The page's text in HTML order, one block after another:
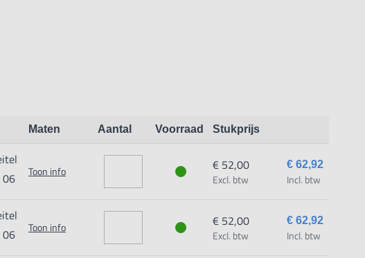
Maten Aantal Voorraad Stukprijs
06
Toon info € 62,92
Incl. btw
€ 52,00
Excl. btw
06
Toon info € 62,92
Incl. btw
€ 52,00
Excl. btw